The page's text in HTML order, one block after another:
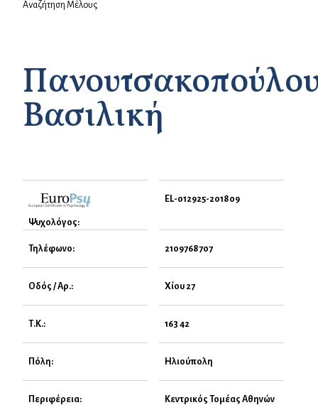
Αναζήτηση Μέλους
Βασιλική
Ψυχολόγος:
EL-012925-201809
Τηλέφωνο: 2109768707
Οδός / Αρ.: Χίου 27
Τ.Κ.: 163 42
Πόλη: Ηλιούπολη
Περιφέρεια: Κεντρικός Τομέας Αθηνών